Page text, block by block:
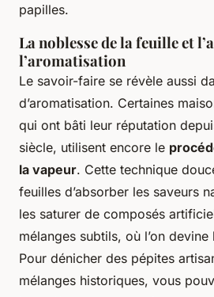
papilles.
La noblesse de la feuille et
l’aromatisation
Le savoir-faire se révèle aussi
d’aromatisation. Certaines
qui ont bâti leur réputation
siècle, utilisent encore le
la vapeur. Cette technique
feuilles d’absorber les saveurs
les saturer de composés
mélanges subtils, où l’on devine
Pour dénicher des pépites
mélanges historiques, vous